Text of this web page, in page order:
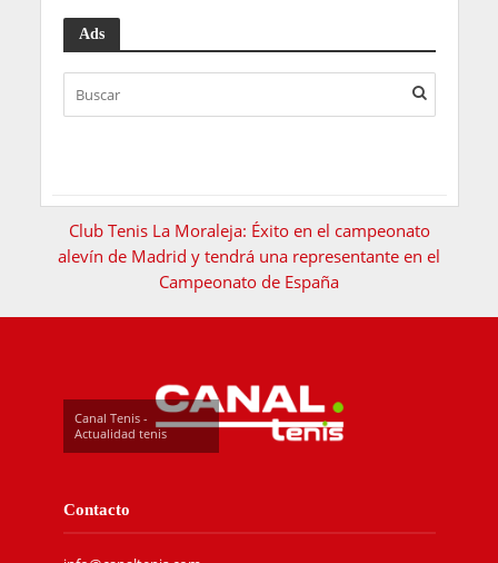
Ads
Club Tenis La Moraleja: Éxito en el campeonato
alevín de Madrid y tendrá una representante en el
Campeonato de España
Canal Tenis -
Actualidad tenis
Contacto